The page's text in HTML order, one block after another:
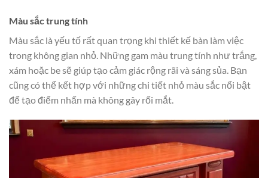
Màu sắc trung tính
Màu sắc là yếu tố rất quan trọng khi thiết kế bàn làm việc
trong không gian nhỏ. Những gam màu trung tính như trắng,
xám hoặc be sẽ giúp tạo cảm giác rộng rãi và sáng sủa. Bạn
cũng có thể kết hợp với những chi tiết nhỏ màu sắc nổi bật
để tạo điểm nhấn mà không gây rối mắt.